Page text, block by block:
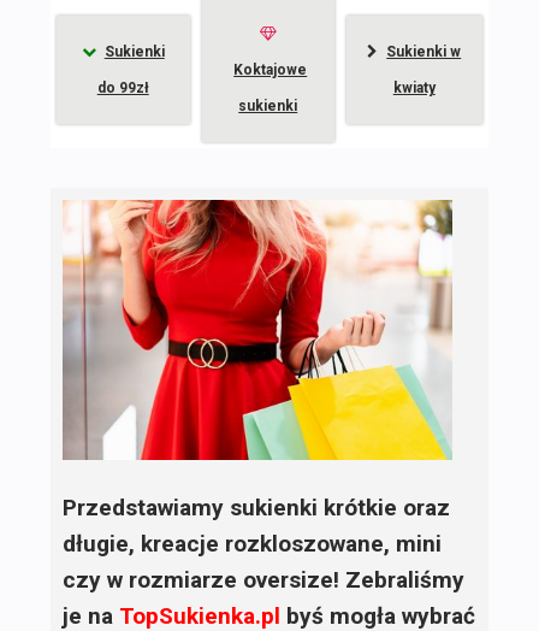
Sukienki
do 99zł
Koktajowe
sukienki
Sukienki w
kwiaty
Przedstawiamy sukienki krótkie oraz
długie, kreacje rozkloszowane, mini
czy w rozmiarze oversize! Zebraliśmy
je na TopSukienka.pl byś mogła wybrać